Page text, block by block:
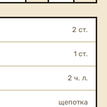
2 ст.
1 ст.
2 ч. л.
щепотка